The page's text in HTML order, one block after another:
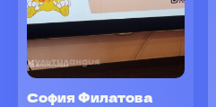
София Филатова